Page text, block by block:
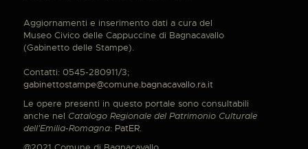
Aggiornamenti e inserimento dati a cura del
Museo Civico delle Cappuccine di Bagnacavallo
(Gabinetto delle Stampe).
Contatti: 0545-280911/3;
gabinettostampe@comune.bagnacavallo.ra.it
Le opere presenti in questo portale sono consultabili
anche nel Catalogo Regionale del Patrimonio Culturale
dell'Emilia-Romagna: PatER.